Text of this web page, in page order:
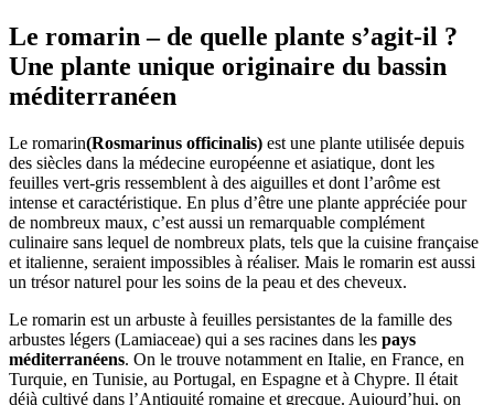
Le romarin – de quelle plante s’agit-il ?
Une plante unique originaire du bassin
méditerranéen
Le romarin(Rosmarinus officinalis) est une plante utilisée depuis
des siècles dans la médecine européenne et asiatique, dont les
feuilles vert-gris ressemblent à des aiguilles et dont l’arôme est
intense et caractéristique. En plus d’être une plante appréciée pour
de nombreux maux, c’est aussi un remarquable complément
culinaire sans lequel de nombreux plats, tels que la cuisine française
et italienne, seraient impossibles à réaliser. Mais le romarin est aussi
un trésor naturel pour les soins de la peau et des cheveux.
Le romarin est un arbuste à feuilles persistantes de la famille des
arbustes légers (Lamiaceae) qui a ses racines dans les pays
méditerranéens. On le trouve notamment en Italie, en France, en
Turquie, en Tunisie, au Portugal, en Espagne et à Chypre. Il était
déjà cultivé dans l’Antiquité romaine et grecque. Aujourd’hui, on